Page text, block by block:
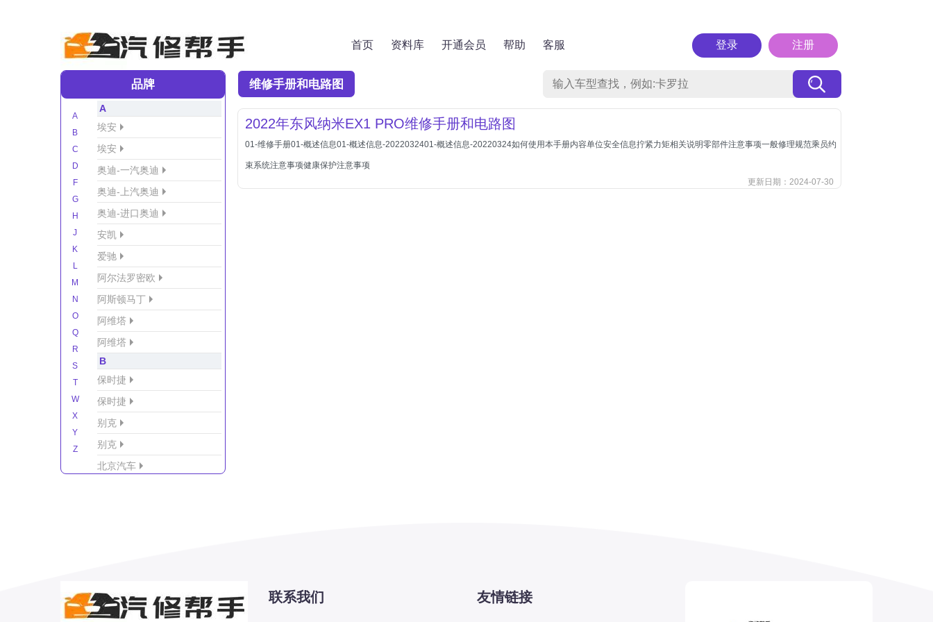
首页 资料库 开通会员 帮助 客服 登录 注册
品牌
A
B
C
D
F
G
H
J
K
L
M
N
O
Q
R
S
T
W
X
Y
Z
A
埃安
埃安
奥迪-一汽奥迪
奥迪-上汽奥迪
奥迪-进口奥迪
安凯
爱驰
阿尔法罗密欧
阿斯顿马丁
阿维塔
阿维塔
B
保时捷
保时捷
别克
别克
北京汽车
北汽幻速
北汽新能源
维修手册和电路图
2022年东风纳米EX1 PRO维修手册和电路图
01-维修手册01-概述信息01-概述信息-2022032401-概述信息-20220324如何使用本手册内容单位安全信息拧紧力矩相关说明零部件注意事项一般修理规范乘员约
束系统注意事项健康保护注意事项
更新日期：2024-07-30
联系我们 友情链接